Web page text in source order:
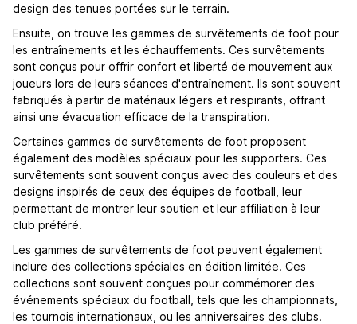
design des tenues portées sur le terrain.
Ensuite, on trouve les gammes de survêtements de foot pour
les entraînements et les échauffements. Ces survêtements
sont conçus pour offrir confort et liberté de mouvement aux
joueurs lors de leurs séances d'entraînement. Ils sont souvent
fabriqués à partir de matériaux légers et respirants, offrant
ainsi une évacuation efficace de la transpiration.
Certaines gammes de survêtements de foot proposent
également des modèles spéciaux pour les supporters. Ces
survêtements sont souvent conçus avec des couleurs et des
designs inspirés de ceux des équipes de football, leur
permettant de montrer leur soutien et leur affiliation à leur
club préféré.
Les gammes de survêtements de foot peuvent également
inclure des collections spéciales en édition limitée. Ces
collections sont souvent conçues pour commémorer des
événements spéciaux du football, tels que les championnats,
les tournois internationaux, ou les anniversaires des clubs.